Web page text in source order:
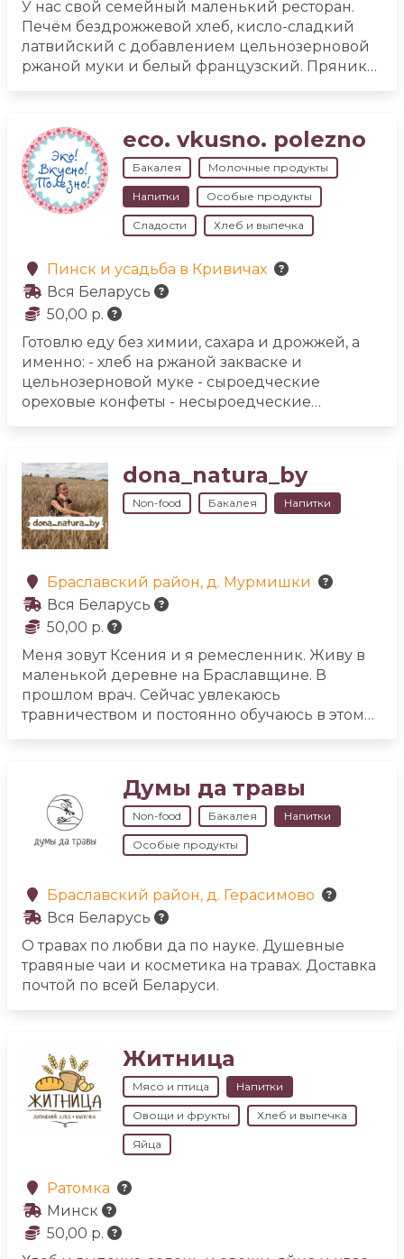
У нас свой семейный маленький ресторан.
Печём бездрожжевой хлеб, кисло-сладкий
латвийский с добавлением цельнозерновой
ржаной муки и белый французский. Пряники
молоко и мясо в деревне у знакомых и
друзей.У нас своя коптильня камера. Коптим
домашнюю колбасу, сало, окорок, грудинку,
рёбра. Делаем джерки мясные и очень
вкусную кровяную колбасу. Домашний сыр:
чечил копчёный, халуми, рикотта, примо сале,
пажитником, адыгейский. Вакуумная
упаковка.
Домашнее вино: клубника, вишня,
смородина.
eco. vkusno. polezno
Бакалея Молочные продукты
Напитки Особые продукты
Сладости Хлеб и выпечка
Пинск и усадьба в Кривичах
Вся Беларусь
50,00 р.
Готовлю еду без химии, сахара и дрожжей, а
именно: - хлеб на ржаной закваске и
цельнозерновой муке - сыроедческие
ореховые конфеты - несыроедческие
холодного отжима
деревенском молоке- сыроедческое постное
мороженое
- квас на ржаной закваске с медом
- мука цельнозерновая ржаная, овсяная,
пшеничная
пшеничной муки)
dona_natura_by
Non-food Бакалея Напитки
Браславский район, д. Мурмишки
Вся Беларусь
50,00 р.
Меня зовут Ксения и я ремесленник. Живу в
маленькой деревне на Браславщине. В
прошлом врач. Сейчас увлекаюсь
травничеством и постоянно обучаюсь в этом
скрабы и т. п.) и ферментированные чаи
ручной работы (вкусные и полезные). В мои
чаи и травяные сборы входит более 20-ти
видов трав! Я очень люблю своё дело и
природе💚
Думы да травы
Non-food Бакалея Напитки
Особые продукты
Браславский район, д. Герасимово
Вся Беларусь
О травах по любви да по науке. Душевные
травяные чаи и косметика на травах. Доставка
почтой по всей Беларуси.
Житница
Мясо и птица Напитки
Овощи и фрукты Хлеб и выпечка
Яйца
Ратомка
Минск
50,00 р.